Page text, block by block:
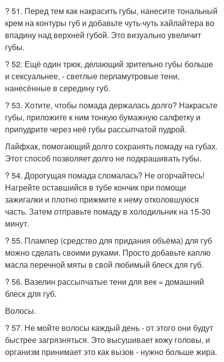
? 51. Перед тем как накрасить губы, нанесите тональный
крем на контуры губ и добавьте чуть-чуть хайлайтера во
впадину над верхней губой. Это визуально увеличит
губы.
? 52. Ещё один трюк, делающий зрительно губы больше
и сексуальнее, - светлые перламутровые тени,
нанесённые в середину губ.
? 53. Хотите, чтобы помада держалась долго? Накрасьте
губы, приложите к ним тонкую бумажную салфетку и
припудрите через неё губы рассыпчатой пудрой.
Лайфхак, помогающий долго сохранять помаду на губах.
Этот способ позволяет долго не подкрашивать губы.
? 54. Дорогущая помада сломалась? Не огорчайтесь!
Нагрейте оставшийся в тубе кончик при помощи
зажигалки и плотно прижмите к нему отколовшуюся
часть. Затем отправьте помаду в холодильник на 15-30
минут.
? 55. Плампер (средство для придания объёма) для губ
можно сделать своими руками. Просто добавьте каплю
масла перечной мяты в свой любимый блеск для губ.
? 56. Вазелин рассыпчатые тени для век = домашний
блеск для губ.
Волосы.
? 57. Не мойте волосы каждый день - от этого они будут
быстрее загрязняться. Это высушивает кожу головы, и
организм принимает это как вызов - нужно больше жира.